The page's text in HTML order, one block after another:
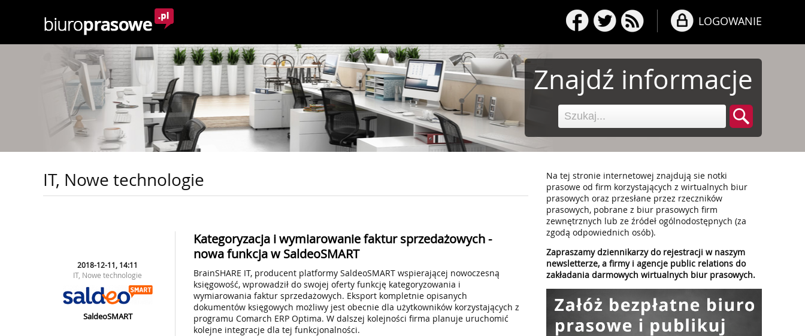
LOGOWANIE
Znajdź informacje
IT, Nowe technologie
2018-12-11, 14:11
IT, Nowe technologie
SaldeoSMART
Kategoryzacja i wymiarowanie faktur sprzedażowych -
nowa funkcja w SaldeoSMART
BrainSHARE IT, producent platformy SaldeoSMART wspierającej nowoczesną
księgowość, wprowadził do swojej oferty funkcję kategoryzowania i
wymiarowania faktur sprzedażowych. Eksport kompletnie opisanych
dokumentów księgowych możliwy jest obecnie dla użytkowników korzystających z
programu Comarch ERP Optima. W dalszej kolejności firma planuje uruchomić
kolejne integracje dla tej funkcjonalności.
Na tej stronie internetowej znajdują sie notki
prasowe od firm korzystających z wirtualnych biur
prasowych oraz przesłane przez rzeczników
prasowych, pobrane z biur prasowych firm
zewnętrznych lub ze źródeł ogólnodostępnych (za
zgodą odpowiednich osób).
Zapraszamy dziennikarzy do rejestracji w naszym
newsletterze, a firmy i agencje public relations do
zakładania darmowych wirtualnych biur prasowych.